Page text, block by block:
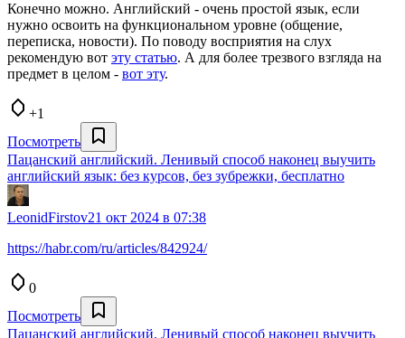
Конечно можно. Английский - очень простой язык, если
нужно освоить на функциональном уровне (общение,
переписка, новости). По поводу восприятия на слух
рекомендую вот эту статью. А для более трезвого взгляда на
предмет в целом - вот эту.
+1
Посмотреть
Пацанский английский. Ленивый способ наконец выучить
английский язык: без курсов, без зубрежки, бесплатно
LeonidFirstov21 окт 2024 в 07:38
https://habr.com/ru/articles/842924/
0
Посмотреть
Пацанский английский. Ленивый способ наконец выучить